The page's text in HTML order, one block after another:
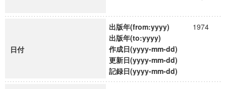
日付
出版年(from:yyyy)
1974
出版年(to:yyyy)
作成日(yyyy-mm-dd)
更新日(yyyy-mm-dd)
記録日(yyyy-mm-dd)